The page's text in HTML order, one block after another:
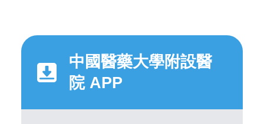
中國醫藥大學附設醫
院 APP